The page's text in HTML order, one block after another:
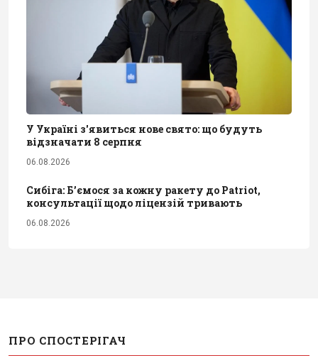
У Україні з'явиться нове свято: що будуть
відзначати 8 серпня
06.08.2026
Сибіга: Б’ємося за кожну ракету до Patriot,
консультації щодо ліцензій тривають
06.08.2026
ПРО СПОСТЕРІГАЧ